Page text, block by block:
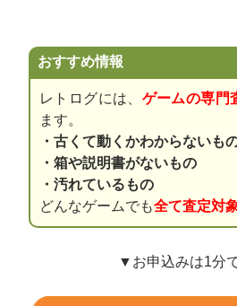
おすすめ情報
レトログには、 ゲームの専門
ます。
・古くて動くかわからないも
・箱や説明書がないもの
・汚れているもの
どんなゲームでも全て査定対
▼お申込みは1分